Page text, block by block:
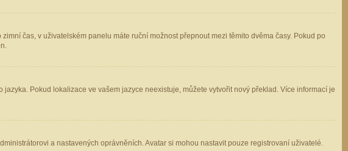
čas, v uživatelském panelu máte ruční možnost přepnout mezi těmito dvěma časy. Pokud po
Pokud lokalizace ve vašem jazyce neexistuje, můžete vytvořit nový překlad. Více informací je
a nastavených oprávněních. Avatar si mohou nastavit pouze registrovaní uživatelé.